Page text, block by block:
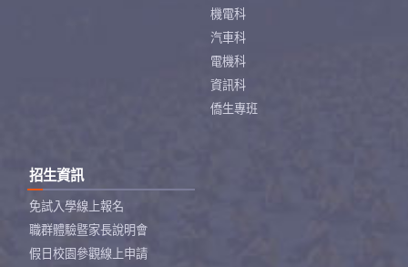
機電科
汽車科
電機科
資訊科
僑生專班
招生資訊
免試入學線上報名
職群體驗暨家長說明會
假日校園參觀線上申請